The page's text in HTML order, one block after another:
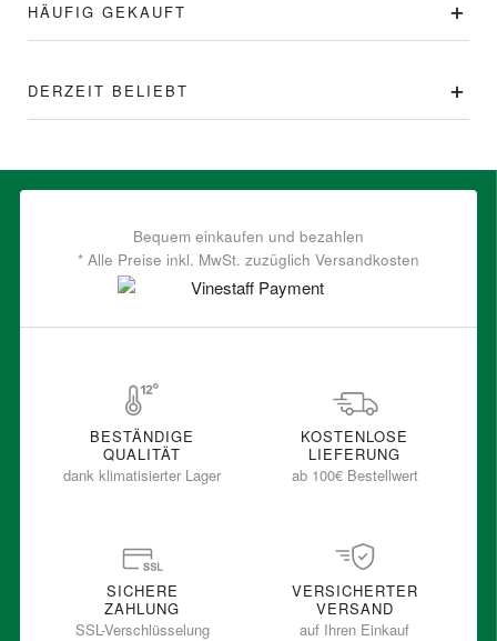
HÄUFIG GEKAUFT
DERZEIT BELIEBT
Bequem einkaufen und bezahlen
* Alle Preise inkl. MwSt. zuzüglich Versandkosten
BESTÄNDIGE
QUALITÄT
dank klimatisierter Lager
KOSTENLOSE
LIEFERUNG
ab 100€ Bestellwert
SICHERE
ZAHLUNG
SSL-Verschlüsselung
VERSICHERTER
VERSAND
auf Ihren Einkauf